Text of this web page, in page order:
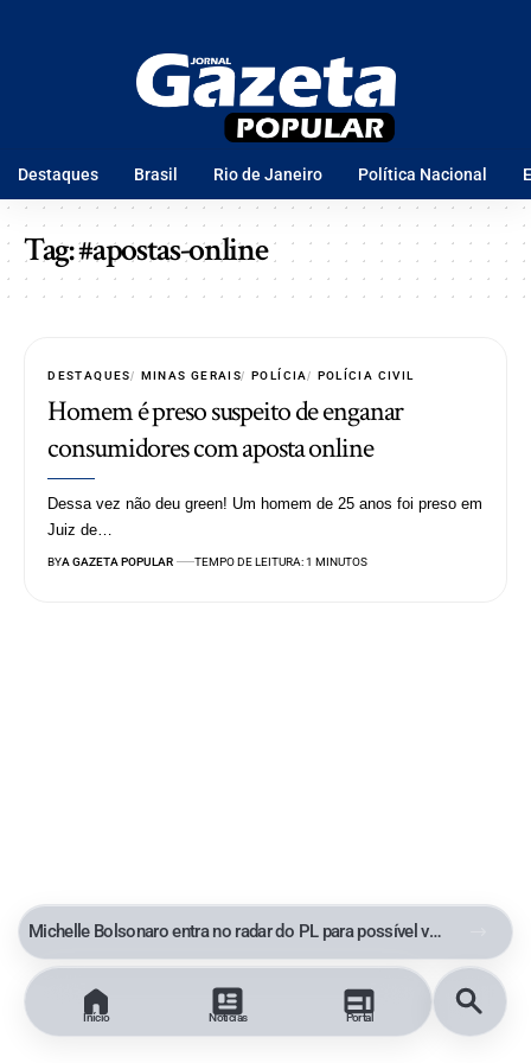
Michelle Bolsonaro entra no radar do PL para possível vice de Flávio Bolsonaro
Início Notícias Portal
Destaques Brasil Rio de Janeiro Política Nacional
Tag:#apostas-online
DESTAQUES MINAS GERAIS POLÍCIA POLÍCIA CIVIL
Homem é preso suspeito de enganar
consumidores com aposta online
Dessa vez não deu green! Um homem de 25 anos foi preso em
Juiz de…
BYA GAZETA POPULAR TEMPO DE LEITURA: 1 MINUTOS